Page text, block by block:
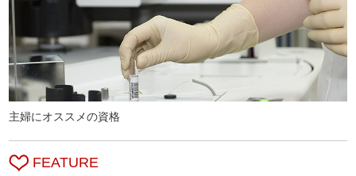
主婦にオススメの資格
FEATURE